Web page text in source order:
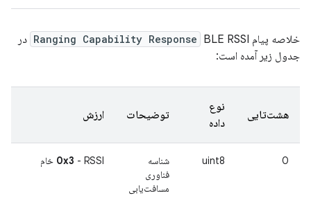
خلاصه پیام Ranging Capability Response BLE RSSI در
جدول زیر آمده است:
هشت‌تایی
نوع
داده
توضیحات ارزش
0
uint8
شناسه
فناوری
مسافت‌یابی
0x3 - RSSI خام